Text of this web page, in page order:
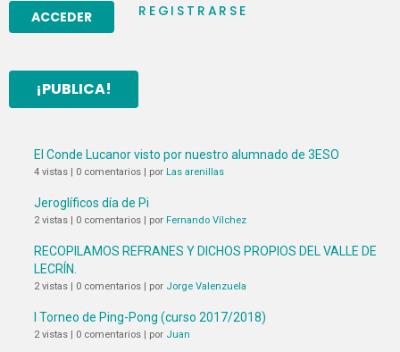
REGISTRARSE
¡PUBLICA!
El Conde Lucanor visto por nuestro alumnado de 3ESO
4 vistas | 0 comentarios | por Las arenillas
Jeroglíficos día de Pi
2 vistas | 0 comentarios | por Fernando Vílchez
RECOPILAMOS REFRANES Y DICHOS PROPIOS DEL VALLE DE
LECRÍN.
2 vistas | 0 comentarios | por Jorge Valenzuela
I Torneo de Ping-Pong (curso 2017/2018)
2 vistas | 0 comentarios | por Juan